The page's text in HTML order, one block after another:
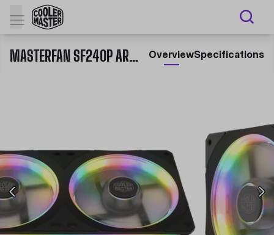
MASTERFAN SF240P ARGB OverviewSpecifications